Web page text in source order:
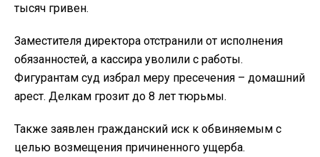
тысяч гривен.
Заместителя директора отстранили от исполнения
обязанностей, а кассира уволили с работы.
Фигурантам суд избрал меру пресечения – домашний
арест. Делкам грозит до 8 лет тюрьмы.
Также заявлен гражданский иск к обвиняемым с
целью возмещения причиненного ущерба.